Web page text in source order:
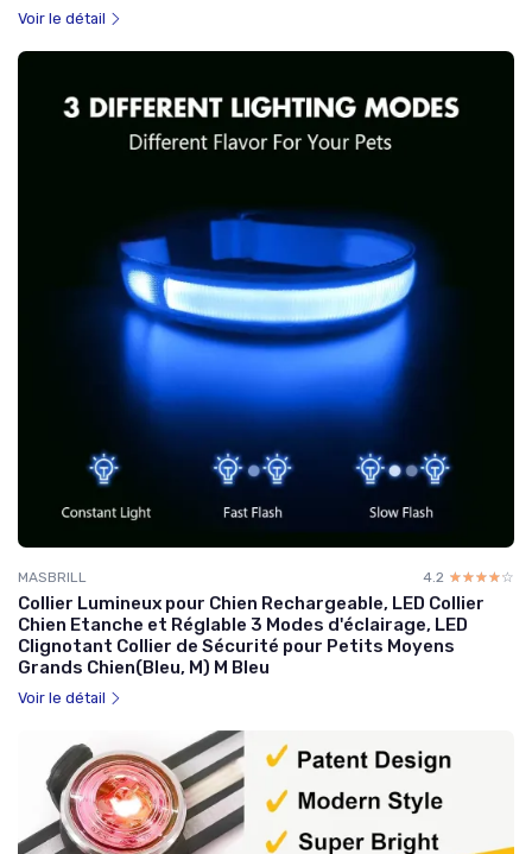
Voir le détail
MASBRILL 4.2 ☆☆☆☆☆
★★★★★
Collier Lumineux pour Chien Rechargeable, LED Collier
Chien Etanche et Réglable 3 Modes d'éclairage, LED
Clignotant Collier de Sécurité pour Petits Moyens
Grands Chien(Bleu, M) M Bleu
Voir le détail